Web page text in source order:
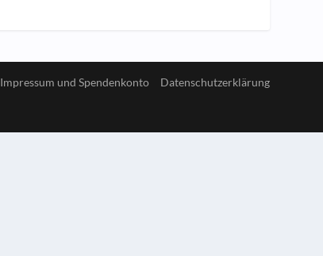
Impressum und Spendenkonto Datenschutzerklärung